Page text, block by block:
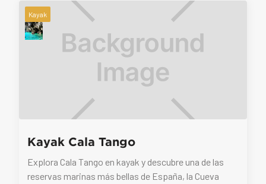
Kayak
Kayak Cala Tango
Explora Cala Tango en kayak y descubre una de las
reservas marinas más bellas de España, la Cueva